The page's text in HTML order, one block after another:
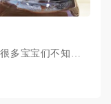
多宝宝们不知道真